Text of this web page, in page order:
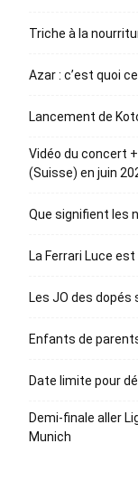
Triche à la
Azar : c’est quoi
Lancement de
Vidéo du concert
(Suisse) en juin
Que signifient les
La Ferrari Luce
Les JO des
Enfants de
Date limite pour
Demi-finale aller
Munich